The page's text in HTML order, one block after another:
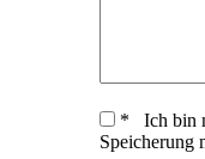
* Ich bin
Speicherung